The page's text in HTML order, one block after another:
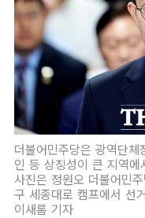
더불어민주당은 광역단
인 등 상징성이 큰 지역
사진은 정원오 더불어민
구 세종대로 캠프에서 선
이새롬 기자